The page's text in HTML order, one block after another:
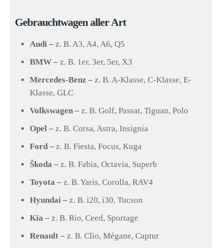
Gebrauchtwagen aller Art
Audi – z. B. A3, A4, A6, Q5
BMW – z. B. 1er, 3er, 5er, X3
Mercedes-Benz – z. B. A-Klasse, C-Klasse, E-
Klasse, GLC
Volkswagen – z. B. Golf, Passat, Tiguan, Polo
Opel – z. B. Corsa, Astra, Insignia
Ford – z. B. Fiesta, Focus, Kuga
Škoda – z. B. Fabia, Octavia, Superb
Toyota – z. B. Yaris, Corolla, RAV4
Hyundai – z. B. i20, i30, Tucson
Kia – z. B. Rio, Ceed, Sportage
Renault – z. B. Clio, Mégane, Captur